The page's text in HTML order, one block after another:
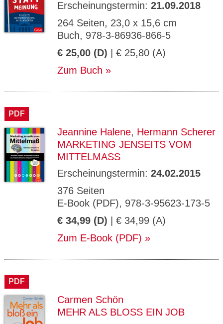
Erscheinungstermin: 21.09.2018
264 Seiten, 23,0 x 15,6 cm
Buch, 978-3-86936-866-5
€ 25,00 (D) | € 25,80 (A)
Zum Buch
PDF
Jeannine Halene, Hermann Scherer
MARKETING JENSEITS VOM
MITTELMASS
Erscheinungstermin: 24.02.2015
376 Seiten
E-Book (PDF), 978-3-95623-173-5
€ 34,99 (D) | € 34,99 (A)
Zum E-Book (PDF)
PDF
Carmen Schön
MEHR ALS BLOSS EIN JOB